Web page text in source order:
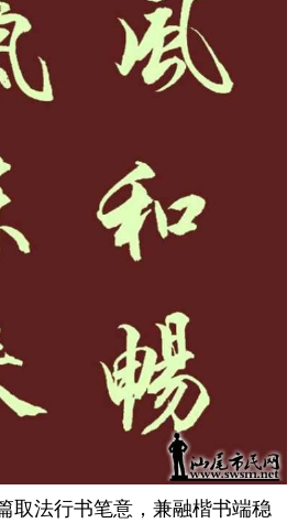
取法行书笔意，兼融楷书端稳